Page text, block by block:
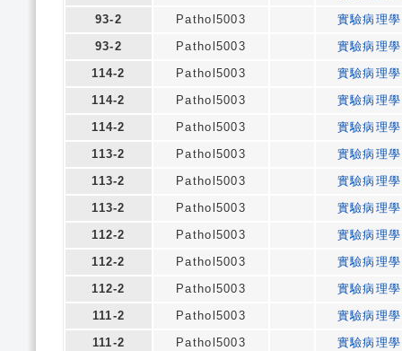
93-2
Pathol5003
實驗病理學
93-2
Pathol5003
實驗病理學
114-2
Pathol5003
實驗病理學
114-2
Pathol5003
實驗病理學
114-2
Pathol5003
實驗病理學
113-2
Pathol5003
實驗病理學
113-2
Pathol5003
實驗病理學
113-2
Pathol5003
實驗病理學
112-2
Pathol5003
實驗病理學
112-2
Pathol5003
實驗病理學
112-2
Pathol5003
實驗病理學
111-2
Pathol5003
實驗病理學
111-2
Pathol5003
實驗病理學